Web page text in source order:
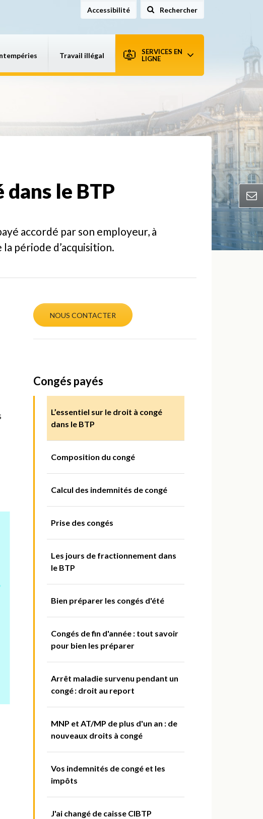
Accessibilité Rechercher
Travail illégal
SERVICES EN
LIGNE
dans le BTP
accordé par son employeur, à
période d’acquisition.
NOUS CONTACTER
Congés payés
L’essentiel sur le droit à congé
dans le BTP
Composition du congé
Calcul des indemnités de congé
Prise des congés
Les jours de fractionnement dans
le BTP
Bien préparer les congés d'été
Congés de fin d'année : tout savoir
pour bien les préparer
Arrêt maladie survenu pendant un
congé : droit au report
MNP et AT/MP de plus d'un an : de
nouveaux droits à congé
Vos indemnités de congé et les
impôts
J'ai changé de caisse CIBTP